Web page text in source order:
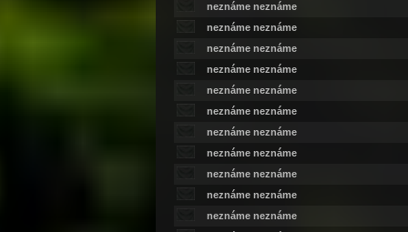
neznáme neznáme
neznáme neznáme
neznáme neznáme
neznáme neznáme
neznáme neznáme
neznáme neznáme
neznáme neznáme
neznáme neznáme
neznáme neznáme
neznáme neznáme
neznáme neznáme